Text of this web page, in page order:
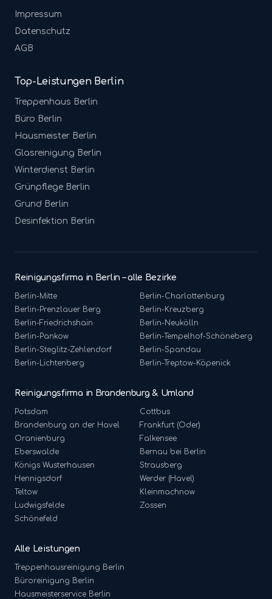
Impressum
Datenschutz
AGB
Top-Leistungen Berlin
Treppenhaus Berlin
Büro Berlin
Hausmeister Berlin
Glasreinigung Berlin
Winterdienst Berlin
Grünpflege Berlin
Grund Berlin
Desinfektion Berlin
Reinigungsfirma in Berlin – alle Bezirke
Berlin-Mitte Berlin-Charlottenburg
Berlin-Prenzlauer Berg Berlin-Kreuzberg
Berlin-Friedrichshain Berlin-Neukölln
Berlin-Pankow Berlin- Tempelhof-Schöneberg
Berlin-Steglitz-Zehlendorf Berlin-Spandau
Berlin- Lichtenberg Berlin- Treptow-Köpenick
Reinigungsfirma in Brandenburg & Umland
Potsdam
Cottbus
Brandenburg an der Havel
Frankfurt (Oder)
Oranienburg
Falkensee
Eberswalde
Bernau bei Berlin
Königs Wusterhausen
Strausberg
Hennigsdorf
Werder (Havel)
Teltow
Kleinmachnow
Ludwigsfelde
Zossen
Schönefeld
Alle Leistungen
Treppenhausreinigung Berlin
Büroreinigung Berlin
Hausmeisterservice Berlin